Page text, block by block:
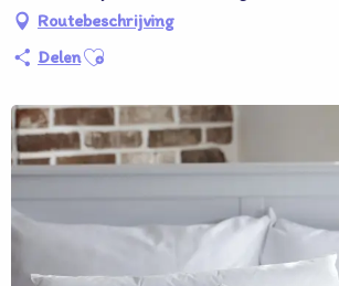
Routebeschrijving
DelenAjouter aux favoris